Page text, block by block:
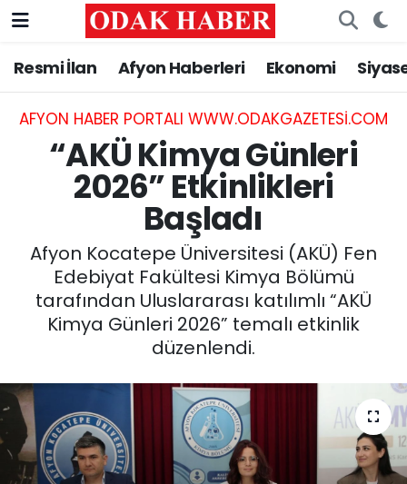
Resmi İlan Afyon Haberleri Ekonomi
AFYON HABER PORTALI WWW.ODAKGAZETESI.COM
“AKÜ Kimya Günleri
2026” Etkinlikleri
Başladı
Afyon Kocatepe Üniversitesi (AKÜ) Fen
Edebiyat Fakültesi Kimya Bölümü
tarafından Uluslararası katılımlı “AKÜ
Kimya Günleri 2026” temalı etkinlik
düzenlendi.
AFYONKARAHİSAR HABERLERİ
Resmi İlan
ASAYİŞ
SİYASET
EĞİTİM
SPOR
Nöbetçi Eczaneler
Hava Durumu
Trafik Durumu
Süper Lig Puan Durumu ve Fikstür
Tüm Manşetler
Son Dakika Haberleri